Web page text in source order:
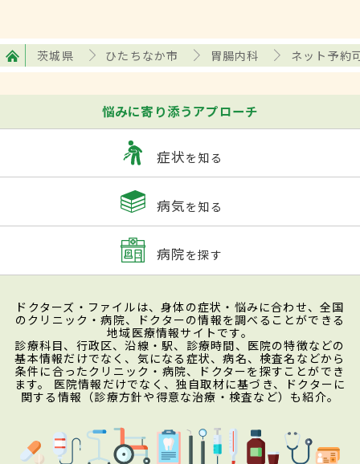
茨城県 ひたちなか市 胃腸内科 ネット予約
悩みに寄り添うアプローチ
症状を知る
病気を知る
病院を探す
ドクターズ・ファイルは、身体の症状・悩みに合わせ、全国
のクリニック・病院、ドクターの情報を調べることができる
地域医療情報サイトです。
診療科目、行政区、沿線・駅、診療時間、医院の特徴などの
基本情報だけでなく、気になる症状、病名、検査名などから
条件に合ったクリニック・病院、ドクターを探すことができ
ます。 医院情報だけでなく、独自取材に基づき、ドクターに
関する情報（診療方針や得意な治療・検査など）も紹介。